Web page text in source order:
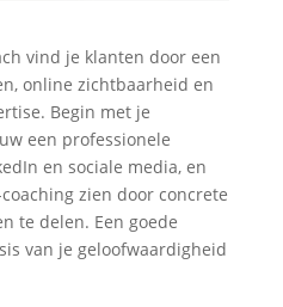
vind je klanten door een
online zichtbaarheid en
Begin met je
een professionele
en sociale media, en
zien door concrete
te delen. Een goede
van je geloofwaardigheid